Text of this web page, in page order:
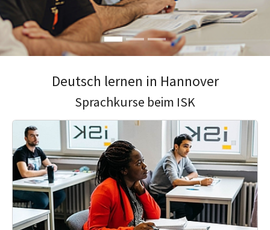
Deutsch lernen in Hannover
Sprachkurse beim ISK